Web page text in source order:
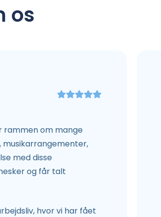
os
rammen om mange
med disse
og får talt
hvor vi har fået